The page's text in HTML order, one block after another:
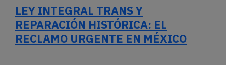
LEY INTEGRAL TRANS Y
REPARACIÓN HISTÓRICA: EL
RECLAMO URGENTE EN MÉXICO